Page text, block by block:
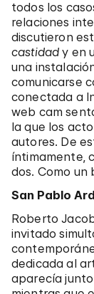
todos los
relaciones
discutieron
castidad y en
una
comunicarse
conectada a
web cam
la que los
autores. De
íntimamente,
dos. Como un
San Pablo
Roberto
invitado
dedicada al
aparecía